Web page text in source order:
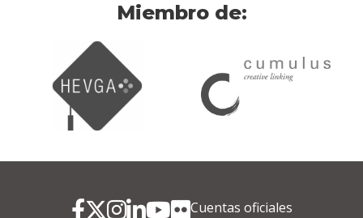
Miembro de:
Cuentas oficiales